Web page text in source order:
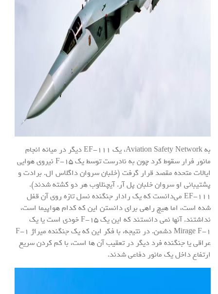
به Aviation Safety Network، یک EF-۱۱۱ دیگر در میانه انجام
مانور فرار سقوط کرد چون به نادرست توسط یک F-۱۵ نیروی هوایی
ایالات متحده مقصد قرار گرفت (خلبان سروان داگلاس ال. برادت و
پشتیبانی او سروان خلبان پل آر. آیچنلاوب هر دو کشته شدند).
EF-۱۱۱ می‌دانست که یک رادار جنگنده نسل تازه روی آن قفل
شده است، اما هیچ راهی برای دانستن این که کدام هواپیما است،
نداشتند. آنها نمی دانستند که این یک F-۱۵ خودی است یا یک
Mirage F-۱ دشمن. در نتیجه، با فکر این که یک جنگنده میراژ F-۱
عراقی یا جنگنده فرد دیگر در تعقیب آن ها است، با کم کردن سریع
ارتفاع داخل یک مانور دفاعی شدند.